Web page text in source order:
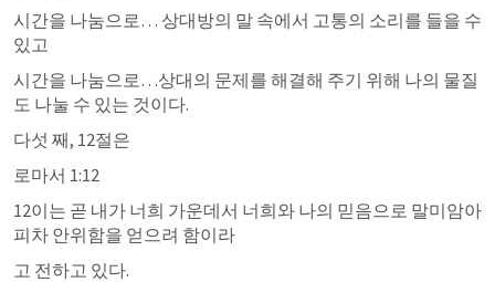
시간을 나눔으로… 상대방의 말 속에서 고통의 소리를 들을 수
있고
시간을 나눔으로…상대의 문제를 해결해 주기 위해 나의 물질
도 나눌 수 있는 것이다.
다섯 째, 12절은
로마서 1:12
12이는 곧 내가 너희 가운데서 너희와 나의 믿음으로 말미암아
피차 안위함을 얻으려 함이라
고 전하고 있다.